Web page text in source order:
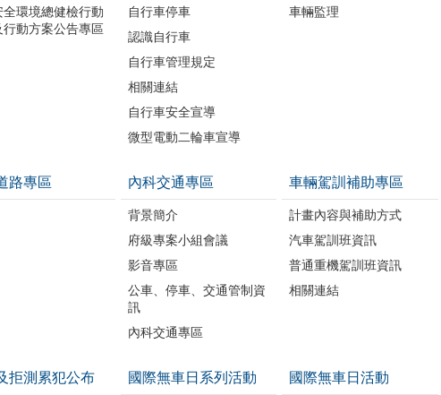
全環境總健檢行動
行動方案公告專區
自行車停車
認識自行車
自行車管理規定
相關連結
自行車安全宣導
微型電動二輪車宣導
車輛監理
路專區 內科交通專區
背景簡介
府級專案小組會議
影音專區
公車、停車、交通管制資
訊
內科交通專區
車輛駕訓補助專區
計畫內容與補助方式
汽車駕訓班資訊
普通重機駕訓班資訊
相關連結
拒測累犯公布
國際無車日系列活動 國際無車日活動